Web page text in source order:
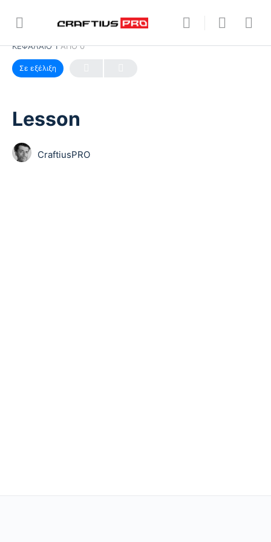
ΚΕΦΆΛΑΙΟ 1ΑΠΟ 0
Σε εξέλιξη
Lesson
CraftiusPRO